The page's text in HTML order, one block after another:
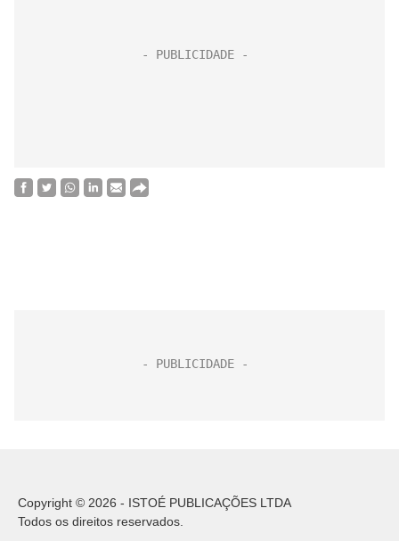
Copyright © 2026 - ISTOÉ PUBLICAÇÕES LTDA
Todos os direitos reservados.